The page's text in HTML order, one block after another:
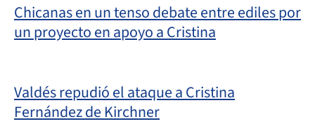
Chicanas en un tenso debate entre ediles por
un proyecto en apoyo a Cristina
Valdés repudió el ataque a Cristina
Fernández de Kirchner